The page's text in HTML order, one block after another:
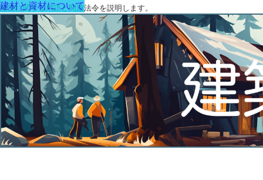
建築に関する用語と関連法令を説明します。
建材と資材について